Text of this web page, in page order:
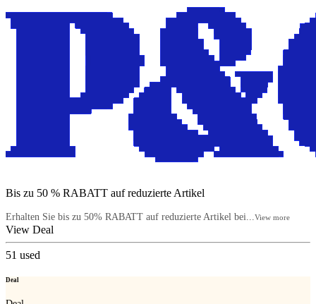
Bis zu 50 % RABATT auf reduzierte Artikel
Erhalten Sie bis zu 50% RABATT auf reduzierte Artikel bei... View more
View Deal
51 used
Deal